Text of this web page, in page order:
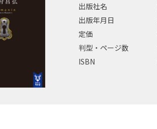
出版社名
出版年月日
定価
判型・ページ数
ISBN